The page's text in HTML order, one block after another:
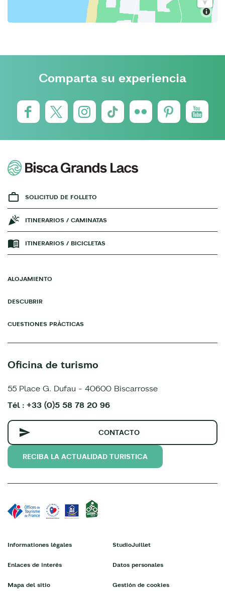
Comparta su experiencia
SOLICITUD DE FOLLETO
ITINERARIOS / CAMINATAS
ITINERARIOS / BICICLETAS
ALOJAMIENTO
DESCUBRIR
CUESTIONES PRÁCTICAS
Oficina de turismo
55 Place G. Dufau - 40600 Biscarrosse
Tél : +33 (0)5 58 78 20 96
CONTACTO
RECIBA LA ACTUALIDAD TURISTICA
Informationes légales
Enlaces de interés
Mapa del sitio
StudioJuillet
Datos personales
Gestión de cookies